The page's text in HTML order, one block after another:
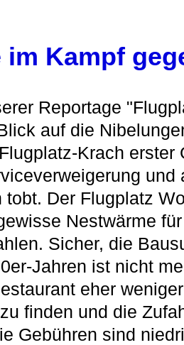
im Kampf
Reportage
auf die
Krach erster
und
tobt. Der Flugplatz
Nestwärme
Sicher, die
Jahren ist nicht
eher
finden und die
Gebühren sind